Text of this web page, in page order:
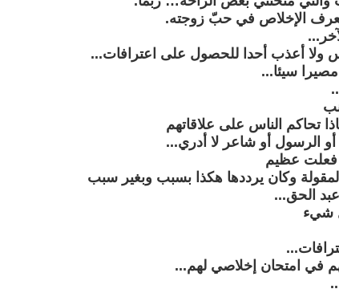
الإخلاص في حبّ زوجته.
ولا أعذب أحدا للحصول على اعترافات...
مصيرا سيئا...
تحاكم الناس على علاقاتهم
أو الرسول أو شاعر لا أدري...
فعلت عظيم
وكان يرددها هكذا بسبب وبغير سبب
الحق...
شيء
في امتحان إخلاصي لهم...